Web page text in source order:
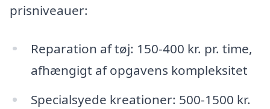
prisniveauer:
Reparation af tøj: 150-400 kr. pr. time,
afhængigt af opgavens kompleksitet
Specialsyede kreationer: 500-1500 kr.